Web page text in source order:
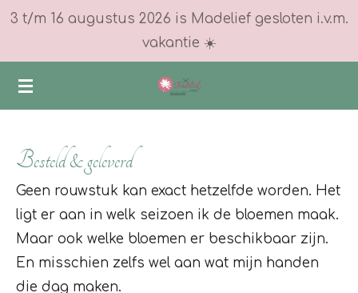
Ga
naar
de
hoofdinhoud
3 t/m 16 augustus 2026 is Madelief gesloten i.v.m.
vakantie ☀️
Besteld & geleverd
Geen rouwstuk kan exact hetzelfde worden. Het
ligt er aan in welk seizoen ik de bloemen maak.
Maar ook welke bloemen er beschikbaar zijn.
En misschien zelfs wel aan wat mijn handen
die dag maken.